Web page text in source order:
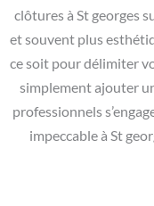
clôtures à St georges
et souvent plus
ce soit pour délimiter
simplement ajouter
professionnels
impeccable à St